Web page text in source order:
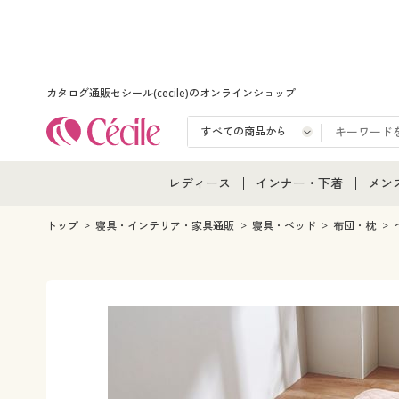
カタログ通販セシール(cecile)のオンラインショップ
レディース
レディース通販すべて
女性下着
インナー・下着
インナー・下着通販すべ
メンズ下着
ジュニア・ティーンズ下
メン
メン
メン
トップ 寝具・インテリア・家具通販 寝具・ベッド 布団・枕